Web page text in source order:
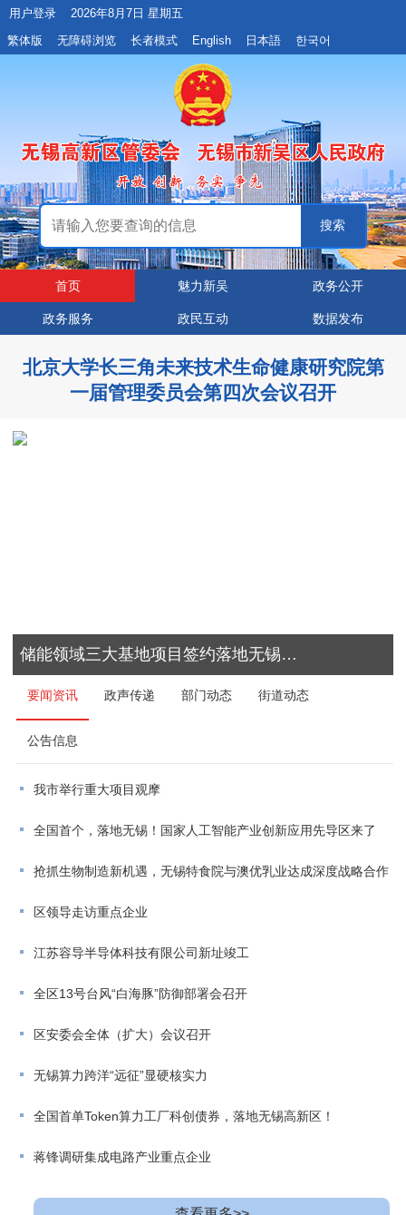
用户登录
2026年8月7日 星期五
繁体版
无障碍浏览 长者模式 English 日本語 한국어
首页 魅力新吴 政务公开
政务服务 政民互动 数据发布
北京大学长三角未来技术生命健康研究院第
一届管理委员会第四次会议召开
储能领域三大基地项目签约落地无锡高新区
要闻资讯 政声传递 部门动态 街道动态
公告信息
我市举行重大项目观摩
全国首个，落地无锡！国家人工智能产业创新应用先导区来了
抢抓生物制造新机遇，无锡特食院与澳优乳业达成深度战略合作
区领导走访重点企业
江苏容导半导体科技有限公司新址竣工
全区13号台风“白海豚”防御部署会召开
区安委会全体（扩大）会议召开
无锡算力跨洋“远征”显硬核实力
全国首单Token算力工厂科创债券，落地无锡高新区！
蒋锋调研集成电路产业重点企业